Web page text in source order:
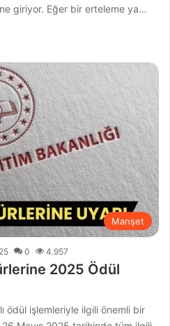
giriyor. Eğer bir erteleme ya…
Manşet
0 4.957
2025 Ödül
ödül işlemleriyle ilgili önemli bir